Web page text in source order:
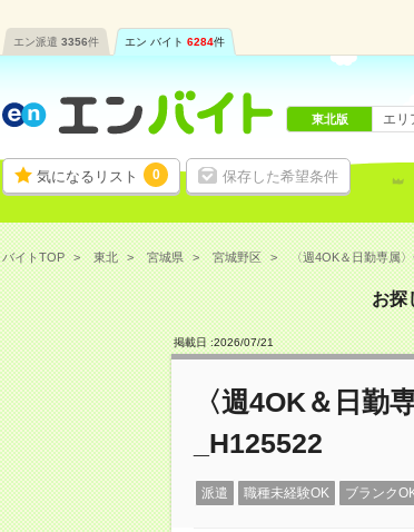
エン派遣 3356件 エン バイト 6284件
気になるリスト 0 保存した希望条件
東北版 エリ
バイトTOP 東北 宮城県 宮城野区 〈週4OK＆日勤専属
お探
掲載日 :2026/07/21
〈週4OK＆日勤
_H125522
派遣 職種未経験OK ブランク